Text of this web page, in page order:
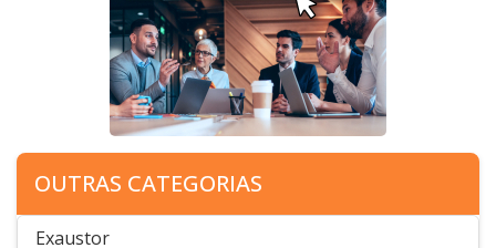
OUTRAS CATEGORIAS
Exaustor